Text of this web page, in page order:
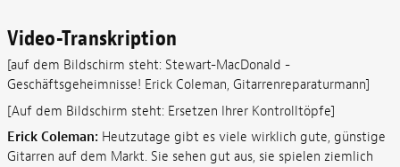
Video-Transkription
[auf dem Bildschirm steht: Stewart-MacDonald -
Geschäftsgeheimnisse! Erick Coleman, Gitarrenreparaturmann]
[Auf dem Bildschirm steht: Ersetzen Ihrer Kontrolltöpfe]
Erick Coleman: Heutzutage gibt es viele wirklich gute, günstige
Gitarren auf dem Markt. Sie sehen gut aus, sie spielen ziemlich